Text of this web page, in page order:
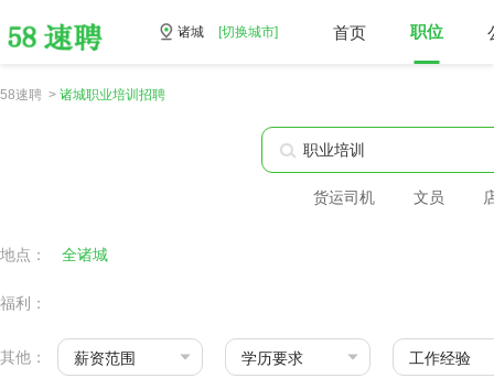
诸城 [切换城市] 首页 职位
58速聘 > 诸城职业培训招聘
货运司机 文员
地点： 全诸城
福利：
其他： 薪资范围 学历要求 工作经验